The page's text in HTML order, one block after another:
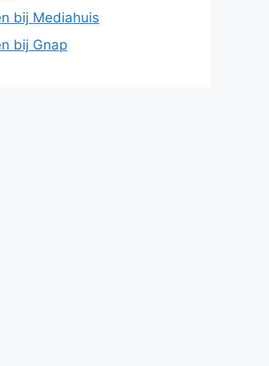
bij Mediahuis
bij Gnap